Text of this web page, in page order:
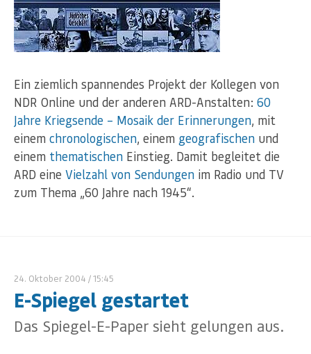
Ein ziemlich spannendes Projekt der Kollegen von
NDR Online und der anderen ARD-Anstalten: 60
Jahre Kriegsende – Mosaik der Erinnerungen, mit
einem chronologischen, einem geografischen und
einem thematischen Einstieg. Damit begleitet die
ARD eine Vielzahl von Sendungen im Radio und TV
zum Thema „60 Jahre nach 1945“.
24. Oktober 2004 / 15:45
E-Spiegel gestartet
Das Spiegel-E-Paper sieht gelungen aus.